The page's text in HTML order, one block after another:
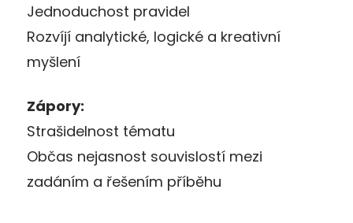
Jednoduchost pravidel
Rozvíjí analytické, logické a kreativní
myšlení
Zápory:
Strašidelnost tématu
Občas nejasnost souvislostí mezi
zadáním a řešením příběhu